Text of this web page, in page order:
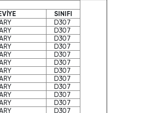
SINIFI
D307
D307
D307
D307
D307
D307
D307
D307
D307
D307
D307
D307